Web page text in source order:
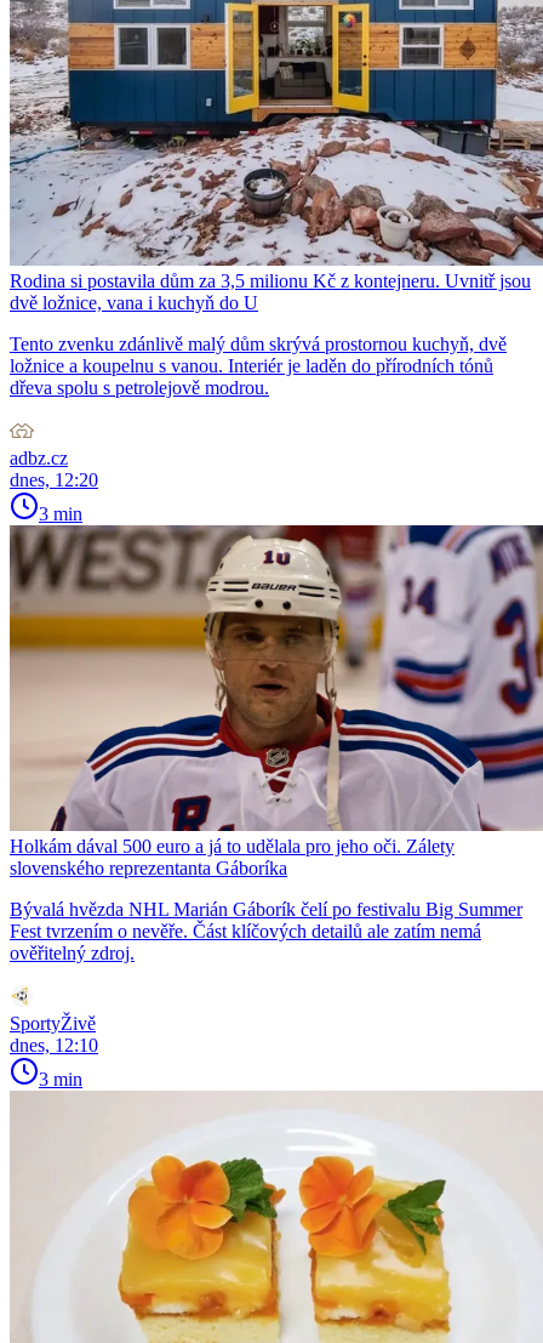
Rodina si postavila dům za 3,5 milionu Kč z kontejneru. Uvnitř jsou
dvě ložnice, vana i kuchyň do U
Tento zvenku zdánlivě malý dům skrývá prostornou kuchyň, dvě
ložnice a koupelnu s vanou. Interiér je laděn do přírodních tónů
dřeva spolu s petrolejově modrou.
adbz.cz
dnes, 12:20
3 min
Holkám dával 500 euro a já to udělala pro jeho oči. Zálety
slovenského reprezentanta Gáboríka
Bývalá hvězda NHL Marián Gáborík čelí po festivalu Big Summer
Fest tvrzením o nevěře. Část klíčových detailů ale zatím nemá
ověřitelný zdroj.
SportyŽivě
dnes, 12:10
3 min